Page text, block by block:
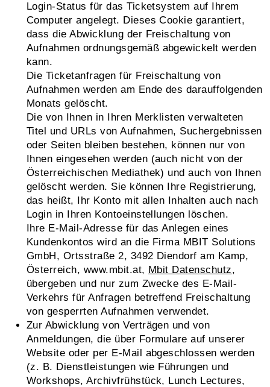
Login-Status für das Ticketsystem auf Ihrem
Computer angelegt. Dieses Cookie garantiert,
dass die Abwicklung der Freischaltung von
Aufnahmen ordnungsgemäß abgewickelt werden
kann.
Die Ticketanfragen für Freischaltung von
Aufnahmen werden am Ende des darauffolgenden
Monats gelöscht.
Die von Ihnen in Ihren Merklisten verwalteten
Titel und URLs von Aufnahmen, Suchergebnissen
oder Seiten bleiben bestehen, können nur von
Ihnen eingesehen werden (auch nicht von der
Österreichischen Mediathek) und auch von Ihnen
gelöscht werden. Sie können Ihre Registrierung,
das heißt, Ihr Konto mit allen Inhalten auch nach
Login in Ihren Kontoeinstellungen löschen.
Ihre E-Mail-Adresse für das Anlegen eines
Kundenkontos wird an die Firma MBIT Solutions
GmbH, Ortsstraße 2, 3492 Diendorf am Kamp,
Österreich, www.mbit.at, Mbit Datenschutz,
übergeben und nur zum Zwecke des E-Mail-
Verkehrs für Anfragen betreffend Freischaltung
von gesperrten Aufnahmen verwendet.
Zur Abwicklung von Verträgen und von
Anmeldungen, die über Formulare auf unserer
Website oder per E-Mail abgeschlossen werden
(z. B. Dienstleistungen wie Führungen und
Workshops, Archivfrühstück, Lunch Lectures,